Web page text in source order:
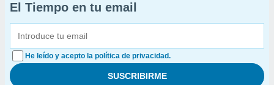
El Tiempo en tu email
He leído y acepto la política de privacidad.